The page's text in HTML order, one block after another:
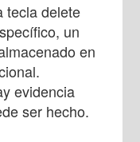
tecla delete
un
en
evidencia
ser hecho.